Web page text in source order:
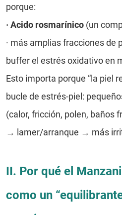
porque:
· Acido rosmarínico (un
· más amplias fracciones de
buffer el estrés oxidativo en
Esto importa porque “la piel
bucle de estrés-piel:
(calor, fricción, polen,
→ lamer/arranque → más
II. Por qué el
como un